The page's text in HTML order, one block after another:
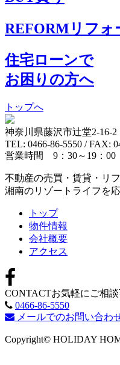
REFORM リフォ
住宅ローンで
お困りの方へ
トップへ
神奈川県藤沢市辻堂2-16-2
TEL: 0466-86-5550 / FAX:
営業時間 9：30～19：00
不動産の売買・賃貸・リ
湘南のリゾートライフを
トップ
物件情報
会社概要
アクセス
CONTACTお気軽にご相
0466-86-5550
メールでのお問い合わ
Copyright© HOLIDAY